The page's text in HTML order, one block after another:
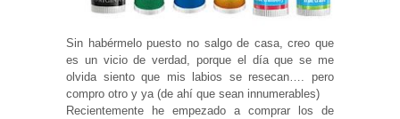
Sin habérmelo puesto no salgo de casa, creo que
es un vicio de verdad, porque el día que se me
olvida siento que mis labios se resecan…. pero
compro otro y ya (de ahí que sean innumerables)
Recientemente he empezado a comprar los de